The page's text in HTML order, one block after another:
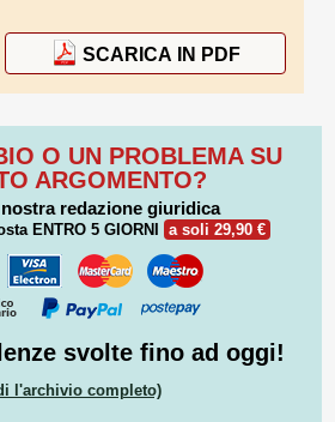
SCARICA IN PDF
O UN PROBLEMA SU
ARGOMENTO?
redazione giuridica
ENTRO 5 GIORNI a soli 29,90 €
svolte fino ad oggi!
l'archivio completo)